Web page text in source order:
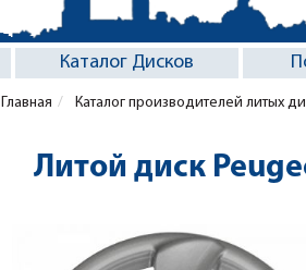
Каталог Дисков
Главная Каталог производителей литых
Литой диск